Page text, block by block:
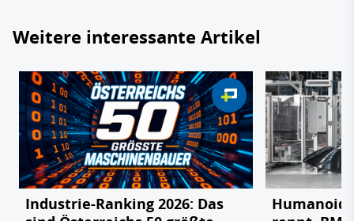
Weitere interessante Artikel
Industrie-Ranking 2026: Das